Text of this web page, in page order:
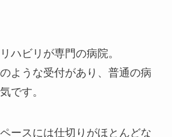
ハビリが専門の病院。
ような受付があり、普通の病
です。
ースには仕切りがほとんどな